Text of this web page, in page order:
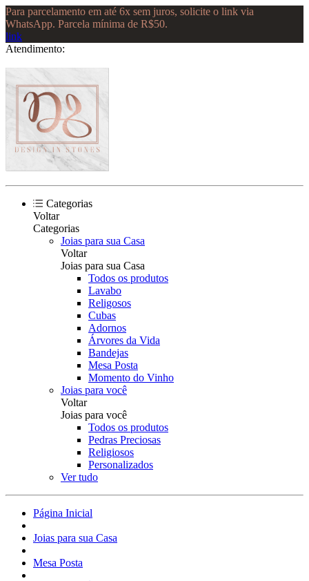
Para parcelamento em até 6x sem juros, solicite o link via
WhatsApp. Parcela mínima de R$50.
link
Atendimento:
Categorias
Voltar
Categorias
Joias para sua Casa
Voltar
Joias para sua Casa
Todos os produtos
Lavabo
Religosos
Cubas
Adornos
Árvores da Vida
Bandejas
Mesa Posta
Momento do Vinho
Joias para você
Voltar
Joias para você
Todos os produtos
Pedras Preciosas
Religiosos
Personalizados
Ver tudo
Página Inicial
Joias para sua Casa
Mesa Posta